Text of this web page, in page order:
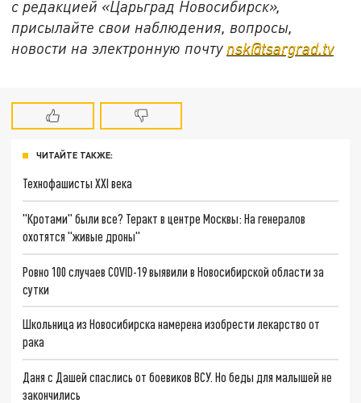
с редакцией «Царьград Новосибирск»,
присылайте свои наблюдения, вопросы,
новости на электронную почту nsk@tsargrad.tv
ЧИТАЙТЕ ТАКЖЕ:
Технофашисты XXI века
"Кротами" были все? Теракт в центре Москвы: На генералов
охотятся "живые дроны"
Ровно 100 случаев COVID-19 выявили в Новосибирской области за
сутки
Школьница из Новосибирска намерена изобрести лекарство от
рака
Даня с Дашей спаслись от боевиков ВСУ. Но беды для малышей не
закончились